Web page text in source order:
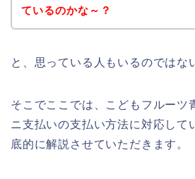
ているのかな～？
と、思っている人もいるのではな
そこでここでは、こどもフルーツ
ニ支払いの支払い方法に対応して
底的に解説させていただきます。